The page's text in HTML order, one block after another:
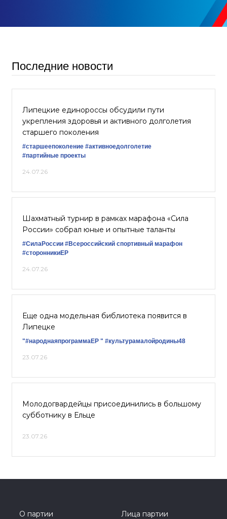
Последние новости
Липецкие единороссы обсудили пути
укрепления здоровья и активного долголетия
старшего поколения
#старшеепоколение #активноедолголетие
#партийные проекты
24.07.26
Шахматный турнир в рамках марафона «Сила
России» собрал юные и опытные таланты
#СилаРоссии #Всероссийский спортивный марафон
#сторонникиЕР
24.07.26
Еще одна модельная библиотека появится в
Липецке
"#народнаяпрограммаЕР " #культурамалойродины48
23.07.26
Молодогвардейцы присоединились в большому
субботнику в Ельце
23.07.26
О партии
Лица партии